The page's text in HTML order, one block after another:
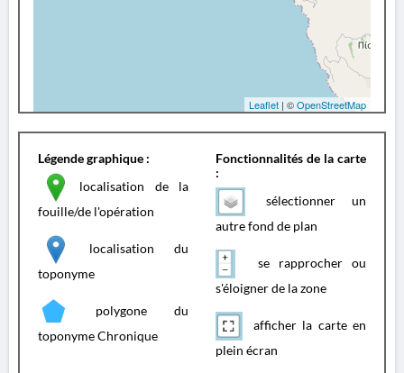
Leaflet | ©OpenStreetMap
Légende graphique :
localisation de la
fouille/de l'opération
localisation du
toponyme
polygone du
toponyme Chronique
Fonctionnalités de la carte
:
sélectionner un
autre fond de plan
se rapprocher ou
s'éloigner de la zone
afficher la carte en
plein écran